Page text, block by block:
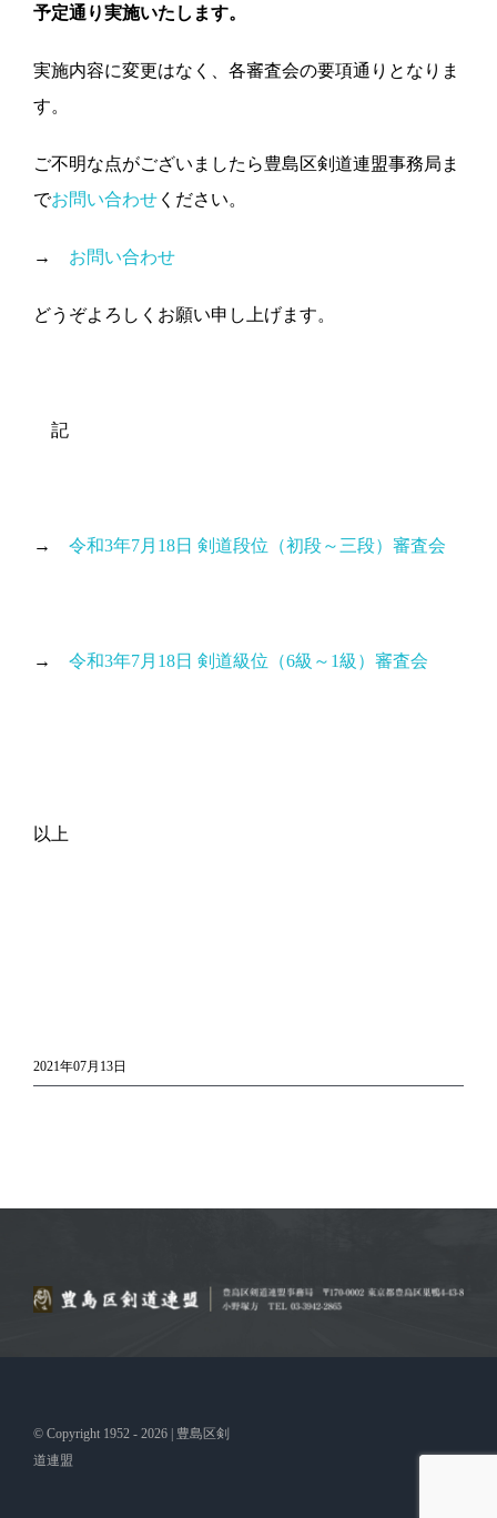
予定通り実施いたします。
実施内容に変更はなく、各審査会の要項通りとなりま
す。
ご不明な点がございましたら豊島区剣道連盟事務局ま
でお問い合わせ ください。
→ お問い合わせ
どうぞよろしくお願い申し上げます。
記
→ 令和3年7月18日 剣道段位（初段～三段）審査会
→ 令和3年7月18日 剣道級位（6級～1級）審査会
以上
2021年07月13日
© Copyright 1952 - 2026 | 豊島区剣
道連盟